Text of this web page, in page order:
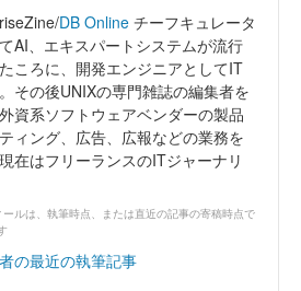
DB Online チーフキュレータ
AI、エキスパートシステムが流行
ころに、開発エンジニアとしてIT
その後UNIXの専門雑誌の編集者を
資系ソフトウェアベンダーの製品
ィング、広告、広報などの業務を
在はフリーランスのITジャーナリ
ルは、執筆時点、または直近の記事の寄稿時点で
の最近の執筆記事